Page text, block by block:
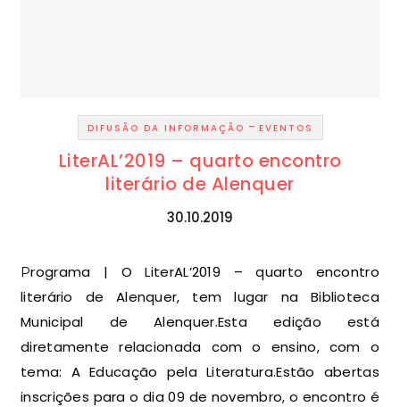
DIFUSÃO DA INFORMAÇÃO - EVENTOS
LiterAL’2019 – quarto encontro
literário de Alenquer
30.10.2019
Programa | O LiterAL’2019 – quarto encontro
literário de Alenquer, tem lugar na Biblioteca
Municipal de Alenquer.Esta edição está
diretamente relacionada com o ensino, com o
tema: A Educação pela Literatura.Estão abertas
inscrições para o dia 09 de novembro, o encontro é